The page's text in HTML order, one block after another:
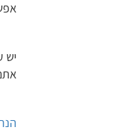
יש